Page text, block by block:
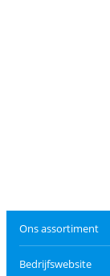
Ons assortiment
Bedrijfswebsite